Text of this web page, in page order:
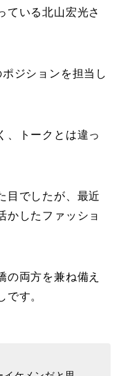
ている北山宏光さ
ジションを担当し
、トークとは違っ
目でしたが、最近
かしたファッショ
の両方を兼ね備え
です。